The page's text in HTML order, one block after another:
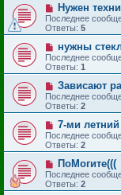
Нужен
Последнее
Ответы: 5
нужны
Последнее
Ответы: 1
Зависают
Последнее
Ответы: 2
7-ми
Последнее
Ответы: 2
ПоМогите(((
Последнее
Ответы: 2